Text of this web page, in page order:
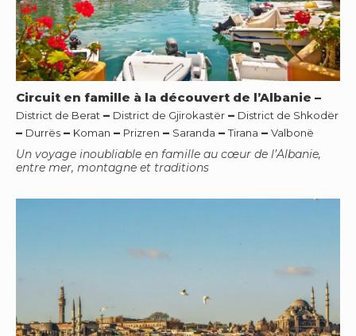
Circuit en famille à la découvert de l’Albanie –
District de Berat – District de Gjirokastër – District de Shkodër
– Durrës – Koman – Prizren – Saranda –Tirana – Valbonë
Un voyage inoubliable en famille au cœur de l’Albanie,
entre mer, montagne et traditions